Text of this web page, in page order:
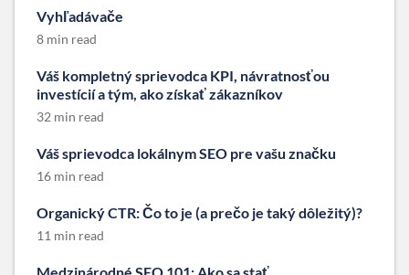
Vyhľadávače
8 min read
Váš kompletný sprievodca KPI, návratnosťou
investícií a tým, ako získať zákazníkov
32 min read
Váš sprievodca lokálnym SEO pre vašu značku
16 min read
Organický CTR: Čo to je (a prečo je taký dôležitý)?
11 min read